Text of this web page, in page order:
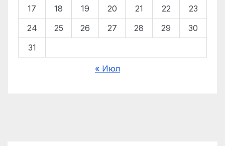
17
18 19 20 21 22
23
24
25 26 27 28 29
30
31
« Июл